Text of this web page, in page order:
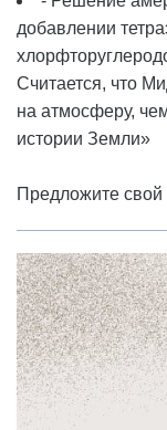
добавлении
Считается, что
на атмосферу,
истории Земли»
Предложите свой